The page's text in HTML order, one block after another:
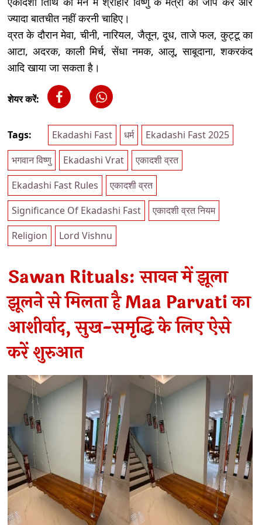
ज्यादा बातचीत नहीं करनी चाहिए।
व्रत के दौरान मेवा, चीनी, नारियल, जैतून, दूध, ताजे फल, कुट्टू का
आटा, अदरक, काली मिर्च, सेंधा नमक, आलू, साबूदाना, शकरकंद
आदि खाया जा सकता है।
शेयर करें:
Tags: Ekadashi Fast धर्म
Ekadashi Fast 2025
भगवान विष्णु
Ekadashi Vrat
एकादशी व्रत
Ekadashi Fast Rules
एकादशी व्रत
Significance Of Ekadashi Fast
एकादशी व्रत नियम
Religion
Lord Vishnu
Sawan Rituals: सावन में झूला
झूलने से मिलता है Maa Parvati का
आशीर्वाद, सुख-समृद्धि के लिए ऐसे
करें शुरुआत